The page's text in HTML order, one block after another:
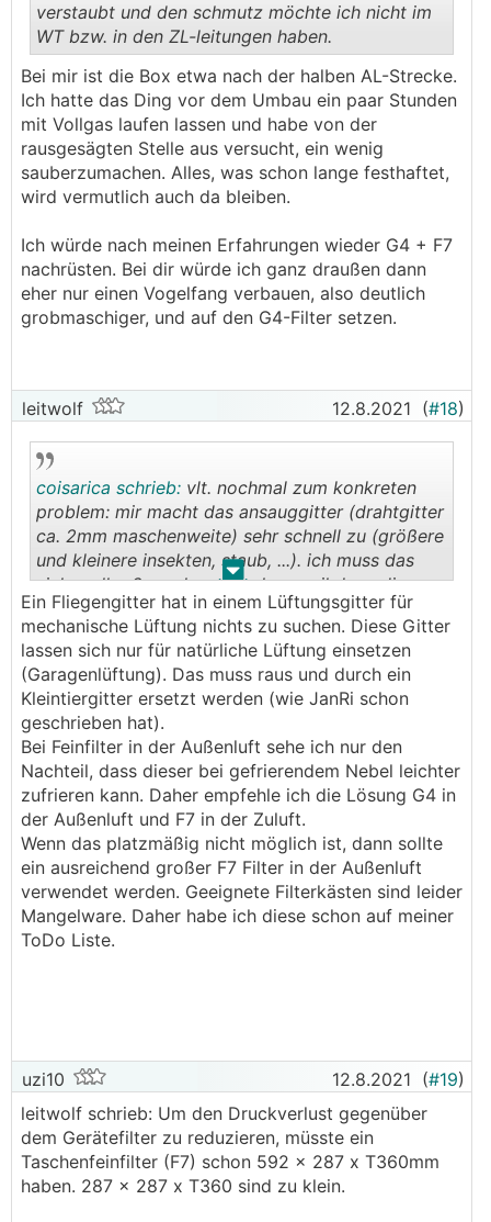
.
verstaubt und den schmutz möchte ich nicht im
WT bzw. in den ZL-leitungen haben.
Bei mir ist die Box etwa nach der halben AL-Strecke.
Ich hatte das Ding vor dem Umbau ein paar Stunden
mit Vollgas laufen lassen und habe von der
rausgesägten Stelle aus versucht, ein wenig
sauberzumachen. Alles, was schon lange festhaftet,
wird vermutlich auch da bleiben.
Ich würde nach meinen Erfahrungen wieder G4 + F7
nachrüsten. Bei dir würde ich ganz draußen dann
eher nur einen Vogelfang verbauen, also deutlich
grobmaschiger, und auf den G4-Filter setzen.
leitwolf 12.8.2021 (#18)
. .
coisarica schrieb: vlt. nochmal zum konkreten
problem: mir macht das ansauggitter (drahtgitter
ca. 2mm maschenweite) sehr schnell zu (größere
und kleinere insekten, staub, ...). ich muss das
sicher aller 2 wochen waschen weil dann die
lüfter bereits (hörbar) auf anschlag laufen.
Ein Fliegengitter hat in einem Lüftungsgitter für
mechanische Lüftung nichts zu suchen. Diese Gitter
lassen sich nur für natürliche Lüftung einsetzen
(Garagenlüftung). Das muss raus und durch ein
Kleintiergitter ersetzt werden (wie JanRi schon
geschrieben hat).
Bei Feinfilter in der Außenluft sehe ich nur den
Nachteil, dass dieser bei gefrierendem Nebel leichter
zufrieren kann. Daher empfehle ich die Lösung G4 in
der Außenluft und F7 in der Zuluft.
Wenn das platzmäßig nicht möglich ist, dann sollte
ein ausreichend großer F7 Filter in der Außenluft
verwendet werden. Geeignete Filterkästen sind leider
Mangelware. Daher habe ich diese schon auf meiner
ToDo Liste.
uzi10 12.8.2021 (#19)
leitwolf schrieb: Um den Druckverlust gegenüber
dem Gerätefilter zu reduzieren, müsste ein
Taschenfeinfilter (F7) schon 592 x 287 x T360mm
haben. 287 x 287 x T360 sind zu klein.